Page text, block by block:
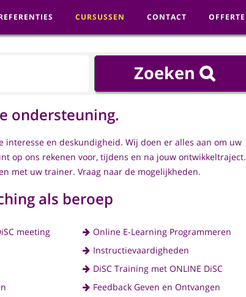
CURSUSSEN CONTACT OFFERTE
ondersteuning.
en deskundigheid. Wij doen er alles aan om uw
op ons rekenen voor, tijdens en na jouw ontwikkeltraject.
met uw trainer. Vraag naar de mogelijkheden.
als beroep
meeting
Online E-Learning Programmeren
Instructievaardigheden
DiSC Training met ONLINE DiSC
Feedback Geven en Ontvangen